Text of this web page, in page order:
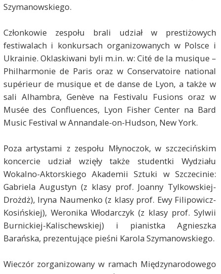
Szymanowskiego.
Członkowie zespołu brali udział w prestiżowych
festiwalach i konkursach organizowanych w Polsce i
Ukrainie. Oklaskiwani byli m.in. w: Cité de la musique –
Philharmonie de Paris oraz w Conservatoire national
supérieur de musique et de danse de Lyon, a także w
sali Alhambra, Genève na Festivalu Fusions oraz w
Musée des Confluences, Lyon Fisher Center na Bard
Music Festival w Annandale-on-Hudson, New York.
Poza artystami z zespołu Młynoczok, w szczecińskim
koncercie udział wzięły także studentki Wydziału
Wokalno-Aktorskiego Akademii Sztuki w Szczecinie:
Gabriela Augustyn (z klasy prof. Joanny Tylkowskiej-
Drożdż), Iryna Naumenko (z klasy prof. Ewy Filipowicz-
Kosińskiej), Weronika Włodarczyk (z klasy prof. Sylwii
Burnickiej-Kalischewskiej) i pianistka Agnieszka
Barańska, prezentujące pieśni Karola Szymanowskiego.
Wieczór zorganizowany w ramach Międzynarodowego